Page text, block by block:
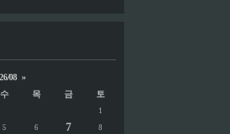
08 »
수 목 금 토
1
5 6 7 8